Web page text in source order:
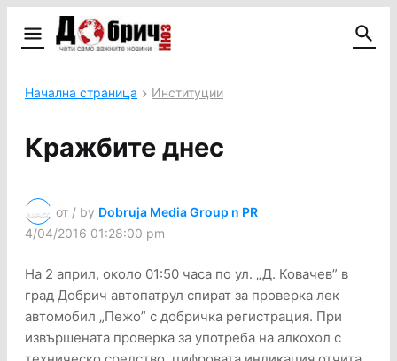
Начална страница Институции
Кражбите днес
от / by Dobruja Media Group n PR
4/04/2016 01:28:00 pm
На 2 април, около 01:50 часа по ул. „Д. Ковачев” в
град Добрич автопатрул спират за проверка лек
автомобил „Пежо” с добричка регистрация. При
извършената проверка за употреба на алкохол с